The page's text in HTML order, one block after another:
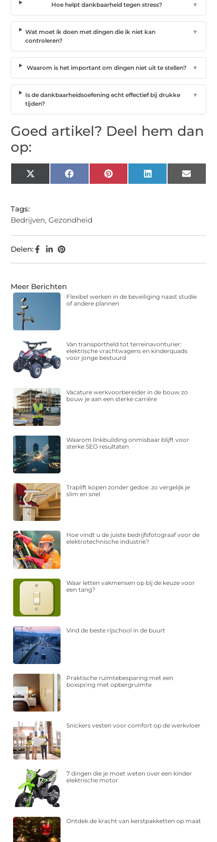
Hoe helpt dankbaarheid tegen stress? ▼
Wat moet ik doen met dingen die ik niet kan
controleren?
▼
Waarom is het important om dingen niet uit te stellen? ▼
Is de dankbaarheidsoefening echt effectief bij drukke
tijden?
▼
Goed artikel? Deel hem dan
op:
X
Facebook Pinterest LinkedIn Email
Tags:
Bedrijven,Gezondheid
Delen:
Meer Berichten
Flexibel werken in de beveiliging naast studie
of andere plannen
Van transportheld tot terreinavonturier:
elektrische vrachtwagens en kinderquads
voor jonge bestuurd
Vacature werkvoorbereider in de bouw zo
bouw je aan een sterke carrière
Waarom linkbuilding onmisbaar blijft voor
sterke SEO resultaten
Traplift kopen zonder gedoe: zo vergelijk je
slim en snel
Hoe vindt u de juiste bedrijfsfotograaf voor de
elektrotechnische industrie?
Waar letten vakmensen op bij de keuze voor
een tang?
Vind de beste rijschool in de buurt
Praktische ruimtebesparing met een
boxspring met opbergruimte
Snickers vesten voor comfort op de werkvloer
7 dingen die je moet weten over een kinder
elektrische motor
Ontdek de kracht van kerstpakketten op maat